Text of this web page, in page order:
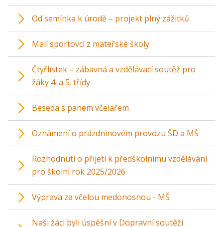
Od semínka k úrodě – projekt plný zážitků
Malí sportovci z mateřské školy
Čtyřlístek – zábavná a vzdělávací soutěž pro
žáky 4. a 5. třídy
Beseda s panem včelařem
Oznámení o prázdninovém provozu ŠD a MŠ
Rozhodnutí o přijetí k předškolnímu vzdělávání
pro školní rok 2025/2026
Výprava za včelou medonosnou - MŠ
Naši žáci byli úspěšní v Dopravní soutěži